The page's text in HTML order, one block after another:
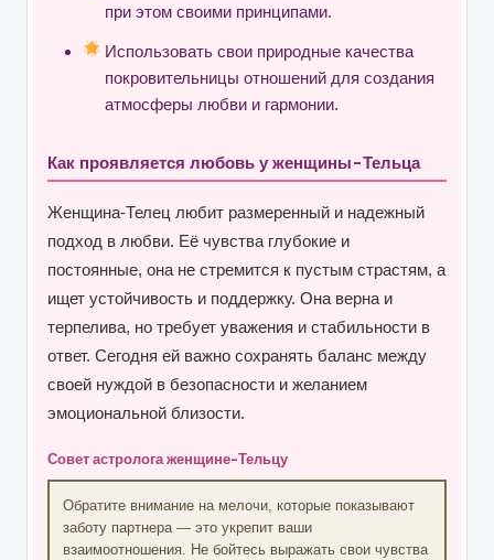
при этом своими принципами.
Использовать свои природные качества
покровительницы отношений для создания
атмосферы любви и гармонии.
Как проявляется любовь у женщины-Тельца
Женщина-Телец любит размеренный и надежный
подход в любви. Её чувства глубокие и
постоянные, она не стремится к пустым страстям, а
ищет устойчивость и поддержку. Она верна и
терпелива, но требует уважения и стабильности в
ответ. Сегодня ей важно сохранять баланс между
своей нуждой в безопасности и желанием
эмоциональной близости.
Совет астролога женщине-Тельцу
Обратите внимание на мелочи, которые показывают
заботу партнера — это укрепит ваши
взаимоотношения. Не бойтесь выражать свои чувства